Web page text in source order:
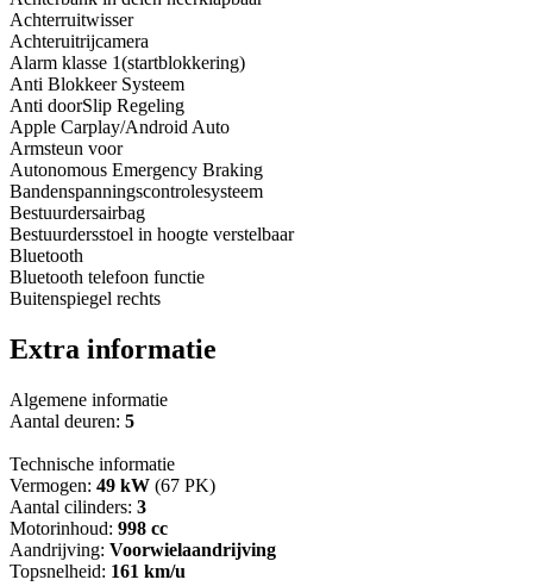
Achterruitwisser
Achteruitrijcamera
Alarm klasse 1(startblokkering)
Anti Blokkeer Systeem
Anti doorSlip Regeling
Apple Carplay/Android Auto
Armsteun voor
Autonomous Emergency Braking
Bandenspanningscontrolesysteem
Bestuurdersairbag
Bestuurdersstoel in hoogte verstelbaar
Bluetooth
Bluetooth telefoon functie
Buitenspiegel rechts
Extra informatie
Algemene informatie
Aantal deuren: 5
Technische informatie
Vermogen: 49 kW (67 PK)
Aantal cilinders: 3
Motorinhoud: 998 cc
Aandrijving: Voorwielaandrijving
Topsnelheid: 161 km/u